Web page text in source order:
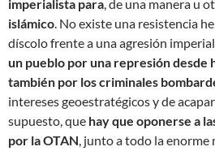
imperialista para, de una manera u
islámico. No existe una resistencia
díscolo frente a una agresión
un pueblo por una represión desde
también por los criminales
intereses geoestratégicos y de
supuesto, que hay que oponerse a
por la OTAN, junto a todo la enorme